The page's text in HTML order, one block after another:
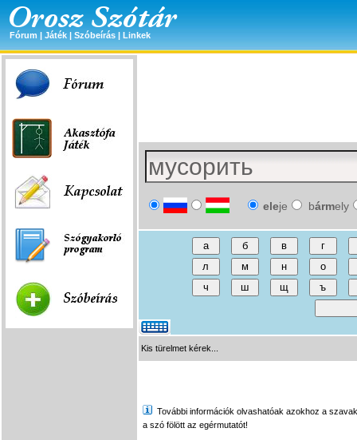
Fórum | Játék | Szóbeírás | Linkek
eleje bármely
Kis türelmet kérek...
További információk olvashatóak azokhoz a
a szó fölött az egérmutatót!